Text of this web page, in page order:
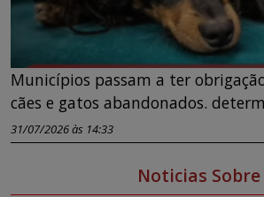
Municípios passam a ter
cães e gatos abandonados.
31/07/2026 às 14:33
Noticias Sobre